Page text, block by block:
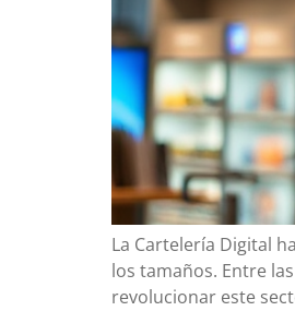
La Cartelería Digital
los tamaños. Entre
revolucionar este